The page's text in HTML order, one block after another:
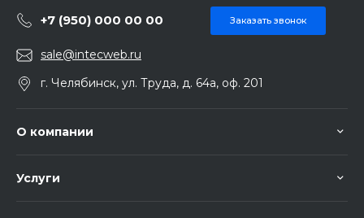
+7 (950) 000 00 00 Заказать звонок
sale@intecweb.ru
г. Челябинск, ул. Труда, д. 64а, оф. 201
О компании
Услуги